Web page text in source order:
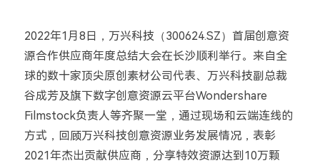
客服热线：4000-300624
2022年1月8日，万兴科技（300624.SZ）首届创意资
源合作供应商年度总结大会在长沙顺利举行。来自全
球的数十家顶尖原创素材公司代表、万兴科技副总裁
谷成芳及旗下数字创意资源云平台Wondershare
Filmstock负责人等齐聚一堂，通过现场和云端连线的
方式，回顾万兴科技创意资源业务发展情况，表彰
2021年杰出贡献供应商，分享特效资源达到10万颗